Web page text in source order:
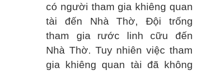
có người tham gia khiêng quan
tài đến Nhà Thờ, Đội trống
tham gia rước linh cữu đến
Nhà Thờ. Tuy nhiên việc tham
gia khiêng quan tài đã không